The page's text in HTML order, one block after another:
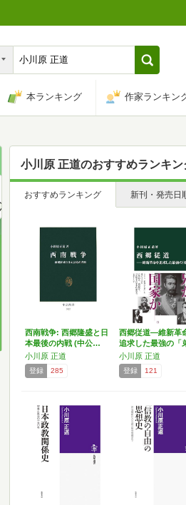
本ランキング 作家ランキン
小川原 正道のおすすめランキン
おすすめランキング 新刊・発売日
西南戦争: 西郷隆盛と日
本最後の内戦 (中公…
小川原 正道
登録 285
西郷従道―維新革
追求した最強の「
(…
小川原 正道
登録 121